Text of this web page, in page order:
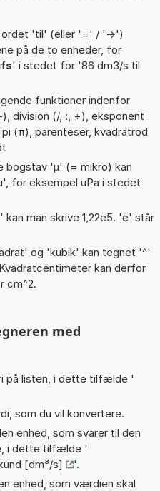
'til' (eller '=' / '->')
på de to enheder, for
' i stedet for '86 dm3/s til
funktioner indenfor
division (/, :, ÷), eksponent
(π), parenteser, kvadratrod
'µ' (= mikro) kan
for eksempel uPa i stedet
kan man skrive 1,22e5. 'e' står
og 'kubik' kan tegnet '^'
kan derfor
cm^2.
med
på listen, i dette tilfælde '
som du vil konvertere.
enhed, som svarer til den
i dette tilfælde '
[dm³/s]
'.
enhed, som værdien skal